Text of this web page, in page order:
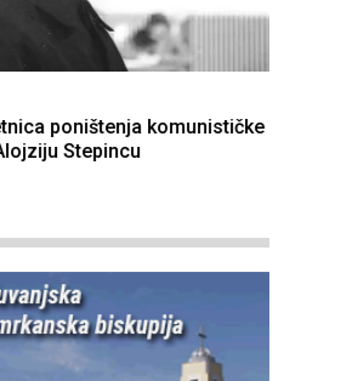
poništenja komunističke
Stepincu